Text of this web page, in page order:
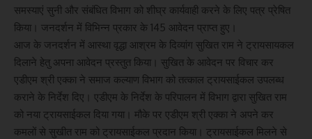
समस्याएं सुनी और संबंधित विभाग को शीघ्र कार्यवाही करने के लिए पत्र प्रेषित
किया। जनदर्शन में विभिन्न प्रकार के 145 आवेदन प्राप्त हुए।
आज के जनदर्शन में आस्था वृद्धा आश्रम के दिव्यांग सुखित राम ने ट्रायसायकल
दिलाने हेतु अपना आवेदन प्रस्तुत किया। सुखित के आवेदन पर विचार कर
एडीएम श्री एक्का ने समाज कल्याण विभाग को तत्काल ट्रायसाईकल उपलब्ध
कराने के निर्देश दिए। एडीएम के निर्देश के परिपालन में विभाग द्वारा सुखित राम
को नया ट्रायसाईकल दिया गया। मौके पर एडीएम श्री एक्का ने अपने कर
कमलों से सुखीत राम को ट्रायसाईकल प्रदान किया। ट्रायसाईकल मिलने से